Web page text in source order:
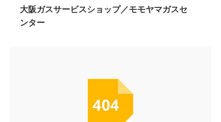
大阪ガスサービスショップ／モモヤマガスセ
ンター